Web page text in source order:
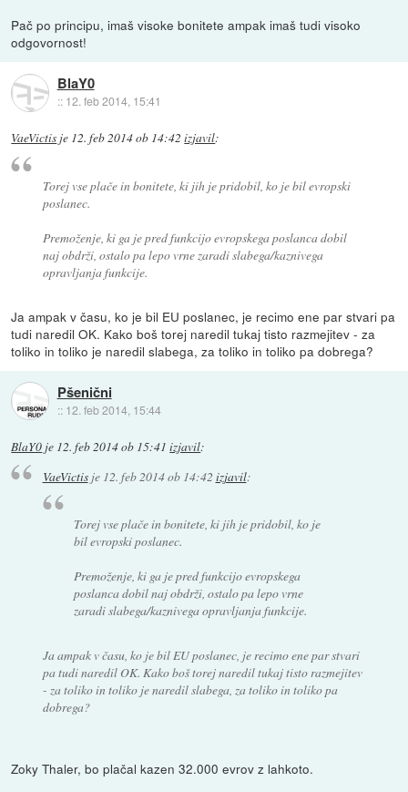
Pač po principu, imaš visoke bonitete ampak imaš tudi visoko
odgovornost!
BlaY0
:: 12. feb 2014, 15:41
VaeVictis je 12. feb 2014 ob 14:42 izjavil:
Torej vse plače in bonitete, ki jih je pridobil, ko je bil evropski
poslanec.
Premoženje, ki ga je pred funkcijo evropskega poslanca dobil
naj obdrži, ostalo pa lepo vrne zaradi slabega/kaznivega
opravljanja funkcije.
Ja ampak v času, ko je bil EU poslanec, je recimo ene par stvari pa
tudi naredil OK. Kako boš torej naredil tukaj tisto razmejitev - za
toliko in toliko je naredil slabega, za toliko in toliko pa dobrega?
Pšenični
:: 12. feb 2014, 15:44
BlaY0 je 12. feb 2014 ob 15:41 izjavil:
VaeVictisje 12. feb 2014 ob 14:42 izjavil:
Torej vse plače in bonitete, ki jih je pridobil, ko je
bil evropski poslanec.
Premoženje, ki ga je pred funkcijo evropskega
poslanca dobil naj obdrži, ostalo pa lepo vrne
zaradi slabega/kaznivega opravljanja funkcije.
Ja ampak v času, ko je bil EU poslanec, je recimo ene par stvari
pa tudi naredil OK. Kako boš torej naredil tukaj tisto razmejitev
- za toliko in toliko je naredil slabega, za toliko in toliko pa
dobrega?
Zoky Thaler, bo plačal kazen 32.000 evrov z lahkoto.